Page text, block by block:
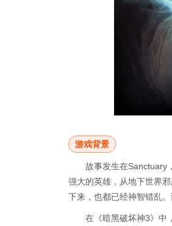
游戏背景
故事发生在Sanctuary
强大的英雄，从地下世界
下来，也都已经神智错乱
在《暗黑破坏神3》中